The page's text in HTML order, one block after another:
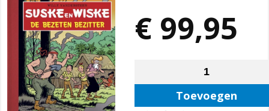
€ 99,95
Toevoegen